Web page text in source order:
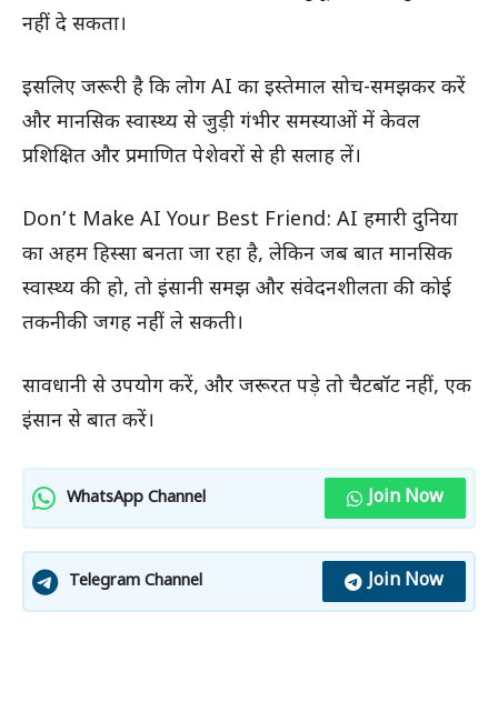
नहीं दे सकता।
इसलिए जरूरी है कि लोग AI का इस्तेमाल सोच-समझकर करें
और मानसिक स्वास्थ्य से जुड़ी गंभीर समस्याओं में केवल
प्रशिक्षित और प्रमाणित पेशेवरों से ही सलाह लें।
Don’t Make AI Your Best Friend: AI हमारी दुनिया
का अहम हिस्सा बनता जा रहा है, लेकिन जब बात मानसिक
स्वास्थ्य की हो, तो इंसानी समझ और संवेदनशीलता की कोई
तकनीकी जगह नहीं ले सकती।
सावधानी से उपयोग करें, और जरूरत पड़े तो चैटबॉट नहीं, एक
इंसान से बात करें।
WhatsApp Channel Join Now
Telegram Channel Join Now